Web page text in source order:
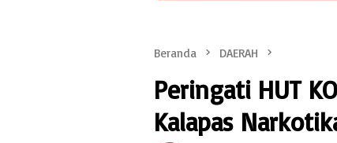
Beranda DAERAH
Peringati HUT
Kalapas